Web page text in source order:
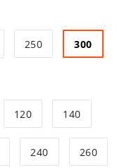
250 300
120 140
240 260